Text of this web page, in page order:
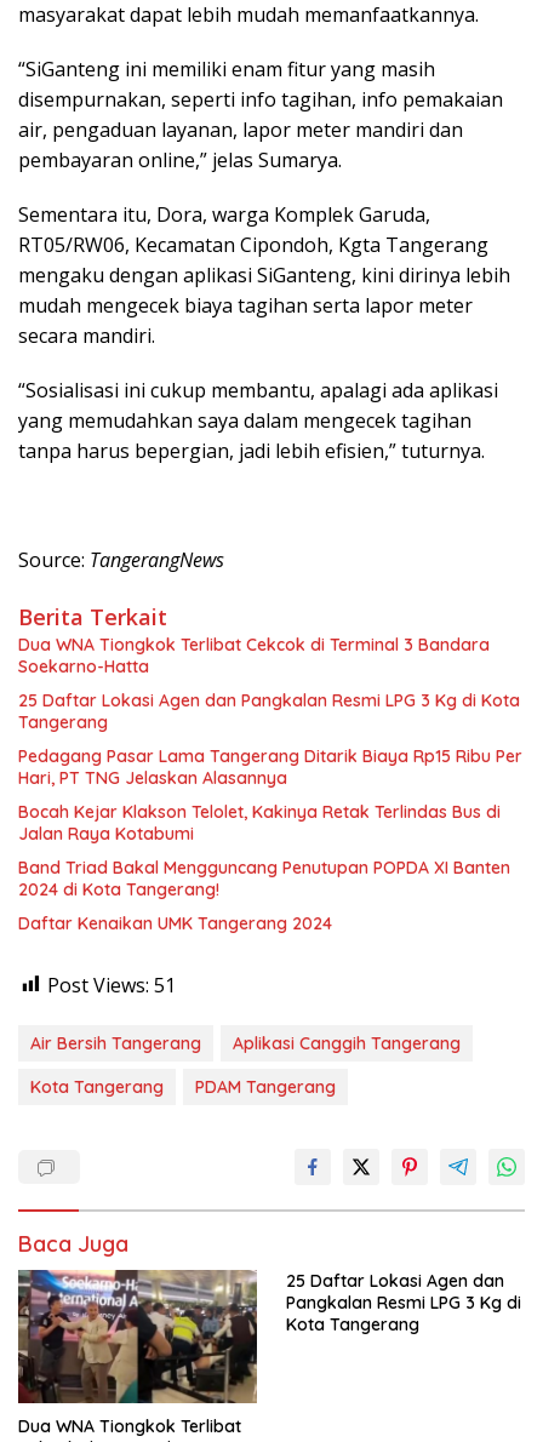
masyarakat dapat lebih mudah memanfaatkannya.
“SiGanteng ini memiliki enam fitur yang masih
disempurnakan, seperti info tagihan, info pemakaian
air, pengaduan layanan, lapor meter mandiri dan
pembayaran online,” jelas Sumarya.
Sementara itu, Dora, warga Komplek Garuda,
RT05/RW06, Kecamatan Cipondoh, Kgta Tangerang
mengaku dengan aplikasi SiGanteng, kini dirinya lebih
mudah mengecek biaya tagihan serta lapor meter
secara mandiri.
“Sosialisasi ini cukup membantu, apalagi ada aplikasi
yang memudahkan saya dalam mengecek tagihan
tanpa harus bepergian, jadi lebih efisien,” tuturnya.
Source: TangerangNews
Berita Terkait
Dua WNA Tiongkok Terlibat Cekcok di Terminal 3 Bandara
Soekarno-Hatta
25 Daftar Lokasi Agen dan Pangkalan Resmi LPG 3 Kg di Kota
Tangerang
Pedagang Pasar Lama Tangerang Ditarik Biaya Rp15 Ribu Per
Hari, PT TNG Jelaskan Alasannya
Bocah Kejar Klakson Telolet, Kakinya Retak Terlindas Bus di
Jalan Raya Kotabumi
Band Triad Bakal Mengguncang Penutupan POPDA XI Banten
2024 di Kota Tangerang!
Daftar Kenaikan UMK Tangerang 2024
Post Views: 51
Air Bersih Tangerang
Aplikasi Canggih Tangerang
Kota Tangerang
PDAM Tangerang
Baca Juga
Dua WNA Tiongkok Terlibat
25 Daftar Lokasi Agen dan
Pangkalan Resmi LPG 3 Kg di
Kota Tangerang